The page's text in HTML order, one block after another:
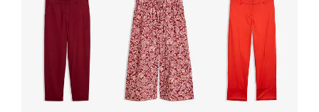
11,99 €
PRIDAŤ DO KOŠÍKA